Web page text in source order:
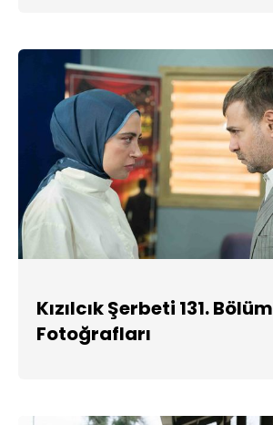
Kızılcık Şerbeti 131. Bölüm
Fotoğrafları